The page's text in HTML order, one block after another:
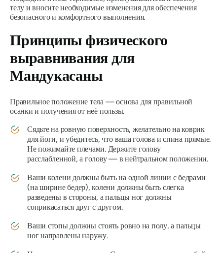
телу и вносите необходимые изменения для обеспечения
безопасного и комфортного выполнения.
Принципы физического
выравнивания для
Мандукасаны
Правильное положение тела — основа для правильной
осанки и получения от неё пользы.
Сядьте на ровную поверхность, желательно на коврик
для йоги, и убедитесь, что ваша голова и спина прямые.
Не пожимайте плечами. Держите голову
расслабленной, а голову — в нейтральном положении.
Ваши колени должны быть на одной линии с бедрами
(на ширине бедер), колени должны быть слегка
разведены в стороны, а пальцы ног должны
соприкасаться друг с другом.
Ваши стопы должны стоять ровно на полу, а пальцы
ног направлены наружу.